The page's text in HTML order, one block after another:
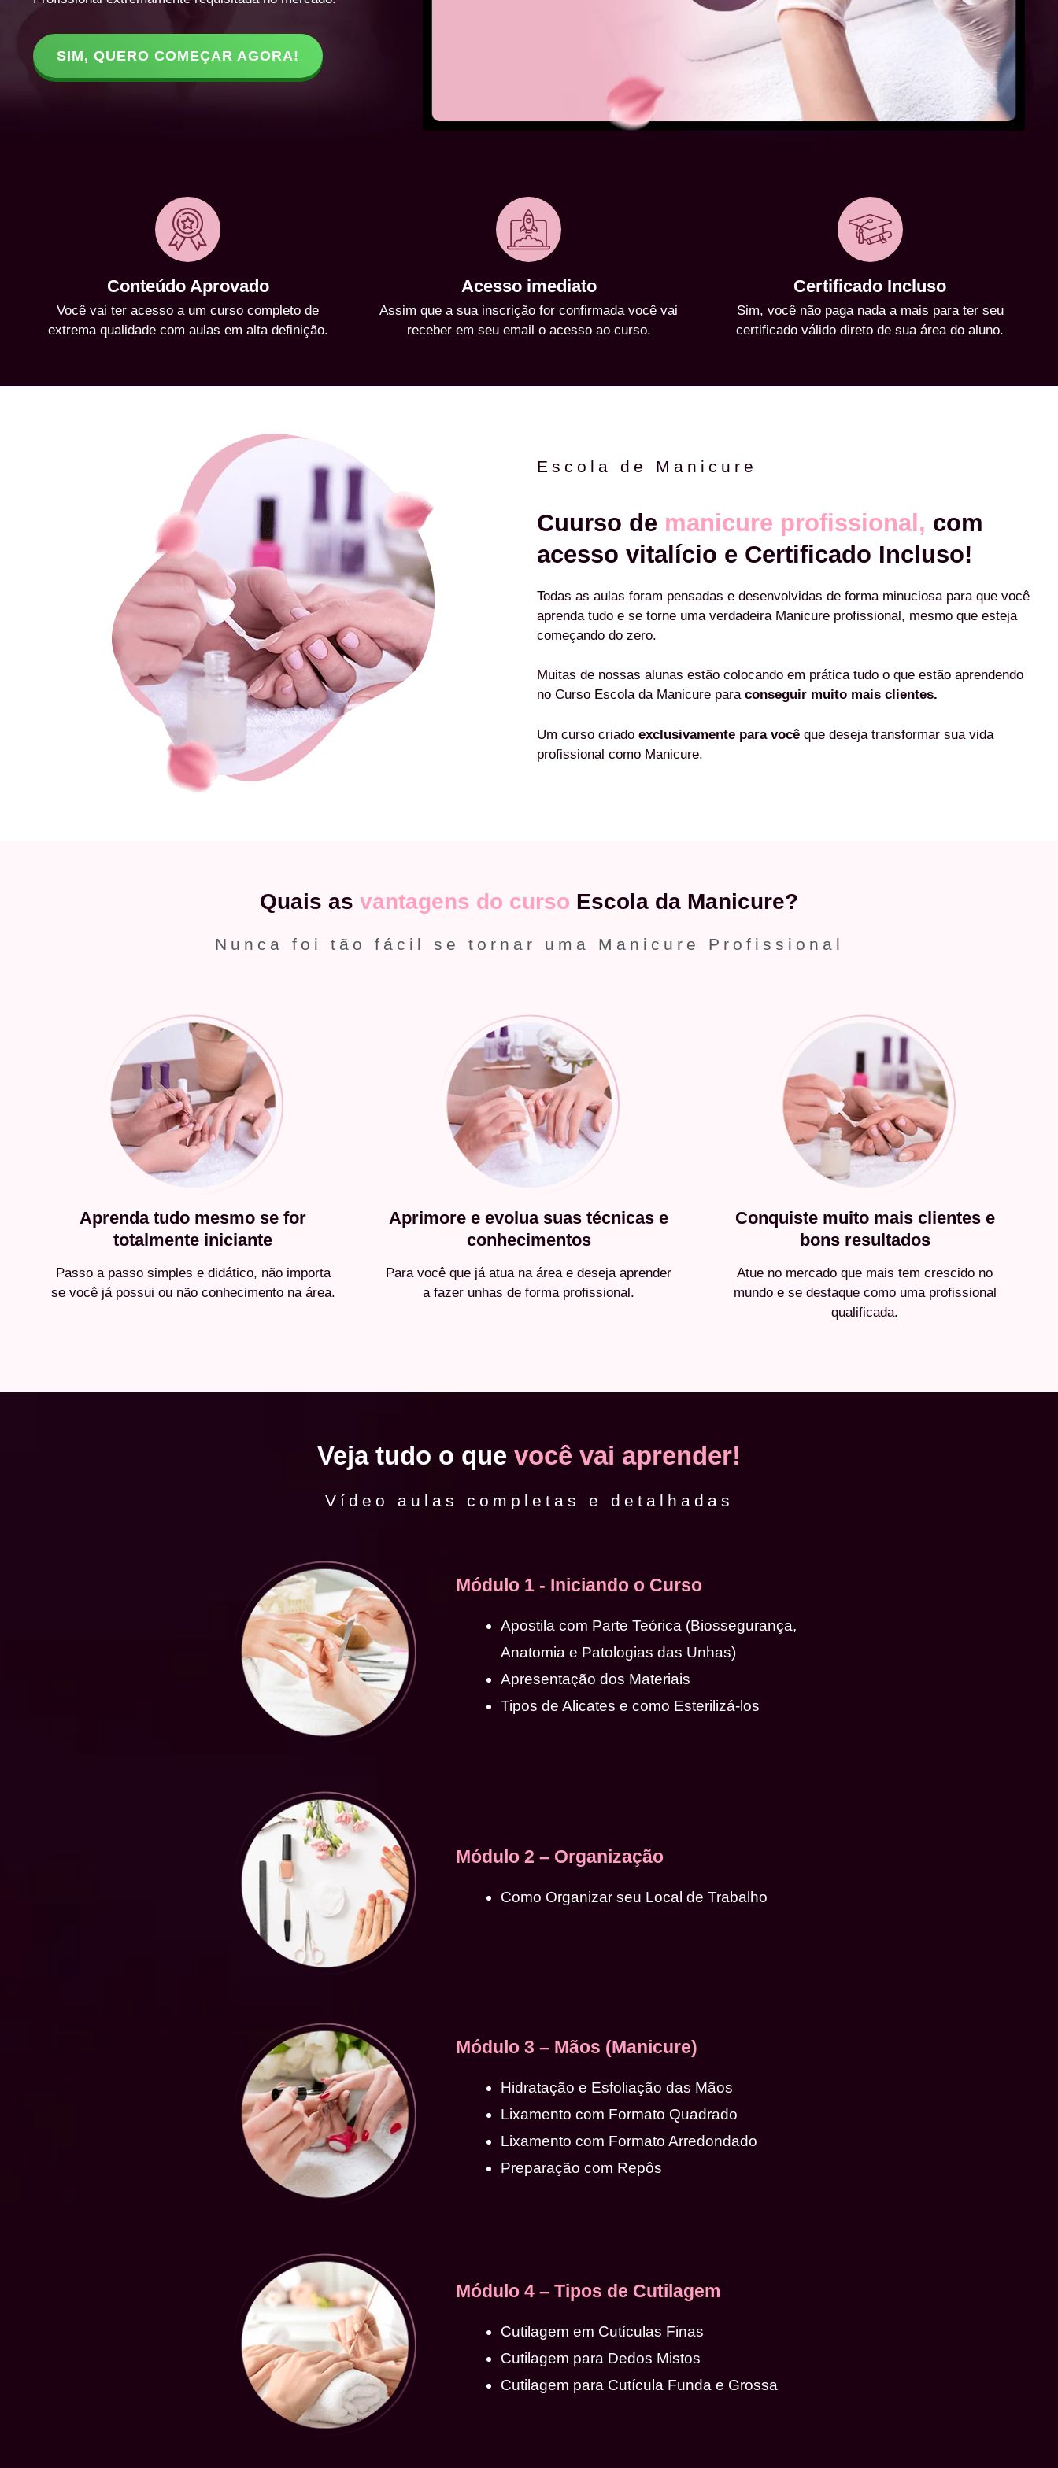
SIM, QUERO COMEÇAR AGORA!
Conteúdo Aprovado
Você vai ter acesso a um curso completo de
extrema qualidade com aulas em alta definição.
Acesso imediato
Assim que a sua inscrição for confirmada você vai
receber em seu email o acesso ao curso.
Certificado Incluso
Sim, você não paga nada a mais para ter seu
certificado válido direto de sua área do aluno.
Escola de Manicure
Cuurso de manicure profissional, com
acesso vitalício e Certificado Incluso!
Todas as aulas foram pensadas e desenvolvidas de forma minuciosa para que você
aprenda tudo e se torne uma verdadeira Manicure profissional, mesmo que esteja
começando do zero.
Muitas de nossas alunas estão colocando em prática tudo o que estão aprendendo
no Curso Escola da Manicure para conseguir muito mais clientes.
Um curso criado exclusivamente para você que deseja transformar sua vida
profissional como Manicure.
Quais as vantagens do curso Escola da Manicure?
Nunca foi tão fácil se tornar uma Manicure Profissional
Aprenda tudo mesmo se for
totalmente iniciante
Passo a passo simples e didático, não importa
se você já possui ou não conhecimento na área.
Aprimore e evolua suas técnicas e
conhecimentos
Para você que já atua na área e deseja aprender
a fazer unhas de forma profissional.
Conquiste muito mais clientes e
bons resultados
Atue no mercado que mais tem crescido no
mundo e se destaque como uma profissional
qualificada.
Veja tudo o que você vai aprender!
Vídeo aulas completas e detalhadas
Módulo 1 - Iniciando o Curso
Apostila com Parte Teórica (Biossegurança,
Anatomia e Patologias das Unhas)
Apresentação dos Materiais
Tipos de Alicates e como Esterilizá-los
Módulo 2 – Organização
Como Organizar seu Local de Trabalho
Módulo 3 – Mãos (Manicure)
Hidratação e Esfoliação das Mãos
Lixamento com Formato Quadrado
Lixamento com Formato Arredondado
Preparação com Repôs
Módulo 4 – Tipos de Cutilagem
Cutilagem em Cutículas Finas
Cutilagem para Dedos Mistos
Cutilagem para Cutícula Funda e Grossa